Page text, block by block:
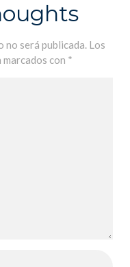
no será publicada. Los
con *